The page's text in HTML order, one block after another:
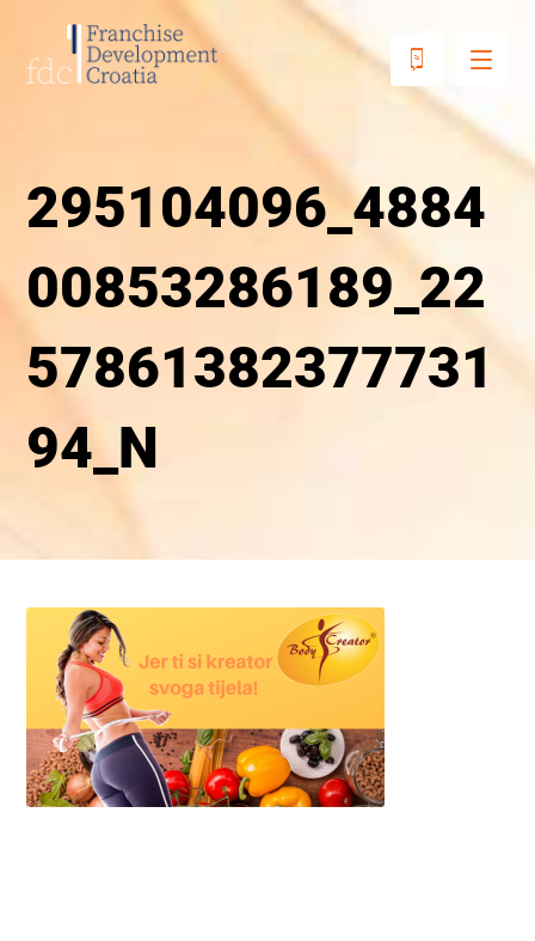
295104096_4884
00853286189_22
57861382377731
94_N